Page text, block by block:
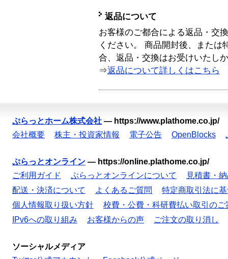
返品について
お客様のご都合による返品・交
ください。 商品開封後、または
合、返品・交換はお受けいたし
⇒返品について詳しくはこちら
ぷらっとホーム株式会社 — https://www.plathome.co.jp/
会社概要
株主・投資家情報 電子公告 OpenBlocks
ぷらっとオンライン — https://online.plathome.co.jp/
ご利用ガイド
ぷらっとオンラインについて
見積書・
配送・決済について
よくあるご質問
特定商取引法に
個人情報取り扱い方針
校費・公費・科研費払い取引のご
IPv6への取り組み
お客様からの声 ご注文の取り消し
ソーシャルメディア